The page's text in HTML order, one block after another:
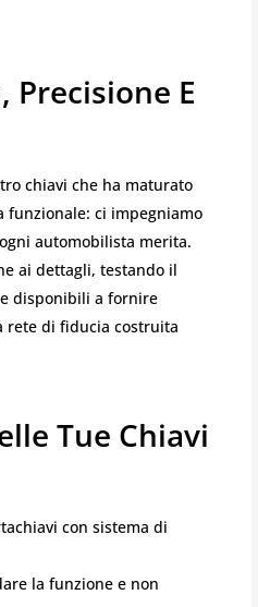
Precisione E
chiavi che ha maturato
funzionale: ci impegniamo
automobilista merita.
ai dettagli, testando il
disponibili a fornire
rete di fiducia costruita
Tue Chiavi
con sistema di
la funzione e non